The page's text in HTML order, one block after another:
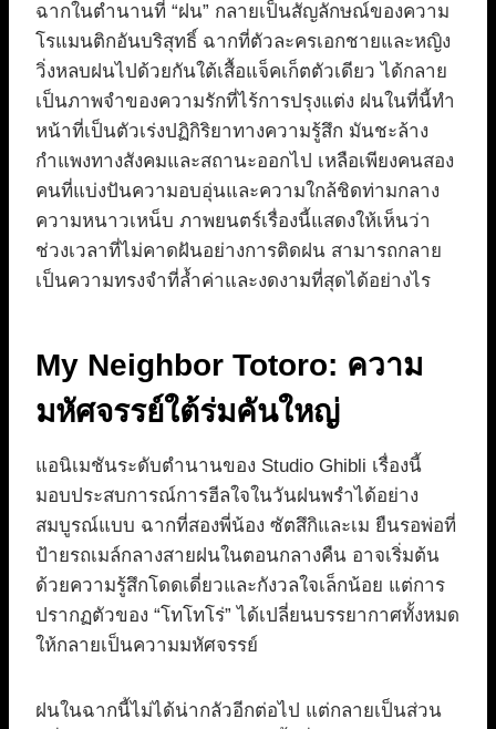
ฉากในตำนานที่ “ฝน” กลายเป็นสัญลักษณ์ของความ
โรแมนติกอันบริสุทธิ์ ฉากที่ตัวละครเอกชายและหญิง
วิ่งหลบฝนไปด้วยกันใต้เสื้อแจ็คเก็ตตัวเดียว ได้กลาย
เป็นภาพจำของความรักที่ไร้การปรุงแต่ง ฝนในที่นี้ทำ
หน้าที่เป็นตัวเร่งปฏิกิริยาทางความรู้สึก มันชะล้าง
กำแพงทางสังคมและสถานะออกไป เหลือเพียงคนสอง
คนที่แบ่งปันความอบอุ่นและความใกล้ชิดท่ามกลาง
ความหนาวเหน็บ ภาพยนตร์เรื่องนี้แสดงให้เห็นว่า
ช่วงเวลาที่ไม่คาดฝันอย่างการติดฝน สามารถกลาย
เป็นความทรงจำที่ล้ำค่าและงดงามที่สุดได้อย่างไร
My Neighbor Totoro: ความ
มหัศจรรย์ใต้ร่มคันใหญ่
แอนิเมชันระดับตำนานของ Studio Ghibli เรื่องนี้
มอบประสบการณ์การฮีลใจในวันฝนพรำได้อย่าง
สมบูรณ์แบบ ฉากที่สองพี่น้อง ซัตสึกิและเม ยืนรอพ่อที่
ป้ายรถเมล์กลางสายฝนในตอนกลางคืน อาจเริ่มต้น
ด้วยความรู้สึกโดดเดี่ยวและกังวลใจเล็กน้อย แต่การ
ปรากฏตัวของ “โทโทโร่” ได้เปลี่ยนบรรยากาศทั้งหมด
ให้กลายเป็นความมหัศจรรย์
ฝนในฉากนี้ไม่ได้น่ากลัวอีกต่อไป แต่กลายเป็นส่วน